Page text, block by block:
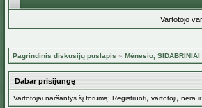
Vartotojo
Pagrindinis diskusijų puslapis » Mėnesio, SIDABRINIAI
Dabar prisijungę
Vartotojai naršantys šį forumą: Registruotų vartotojų nėra